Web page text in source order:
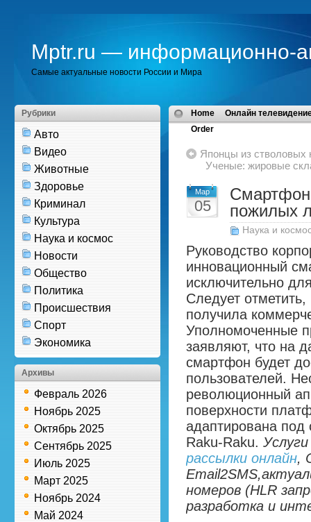
Mptr.ru — информационно-
Самые актуальные новости России и Мира
Рубрики
Авто
Видео
Животные
Здоровье
Криминал
Культура
Наука и космос
Новости
Общество
Политика
Происшествия
Спорт
Экономика
Архивы
Февраль 2026
Ноябрь 2025
Октябрь 2025
Сентябрь 2025
Июль 2025
Март 2025
Ноябрь 2024
Май 2024
Home
Онлайн
Order
Японцы из стволовых
Ученые: жировые
Мар
05
пожилых
Наука и
Руководство
инновационный
исключительно
Следует
получила
Уполномоченные
заявляют, что на
смартфон будет
пользователей.
революционный
поверхности
адаптирована
Raku-Raku.
рассылки онлайн,
номеров (HLR
разработка и